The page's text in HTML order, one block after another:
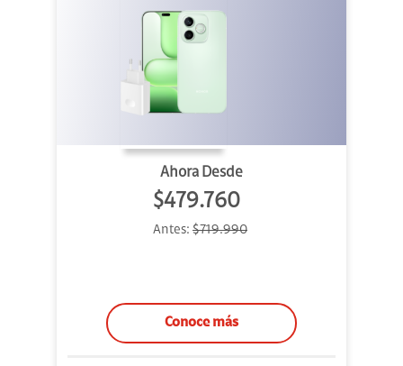
Ahora Desde
$479.760
Antes: $719.990
Conoce más